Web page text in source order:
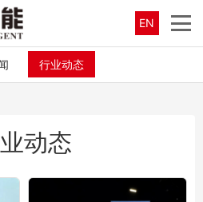
EN
行业动态
动态